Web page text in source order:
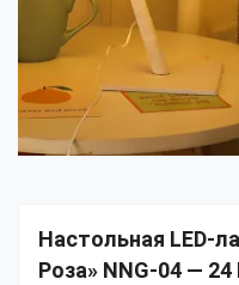
Настольная LED-
Роза» NNG-04 — 24